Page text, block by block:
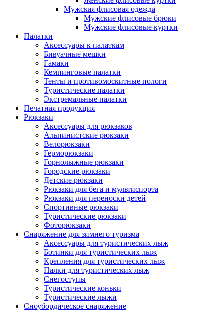
Мужская флисовая одежда
Мужские флисовые брюки
Мужские флисовые куртки
Палатки
Аксессуары к палаткам
Бивуачные мешки
Гамаки
Кемпинговые палатки
Тенты и противомоскитные пологи
Туристические палатки
Экстремальные палатки
Печатная продукция
Рюкзаки
Аксессуары для рюкзаков
Альпинистские рюкзаки
Велорюкзаки
Герморюкзаки
Горнолыжные рюкзаки
Городские рюкзаки
Детские рюкзаки
Рюкзаки для бега и мультиспорта
Рюкзаки для переноски детей
Спортивные рюкзаки
Туристические рюкзаки
Фоторюкзаки
Снаряжение для зимнего туризма
Аксессуары для туристических лыж
Ботинки для туристических лыж
Крепления для туристических лыж
Палки для туристических лыж
Снегоступы
Туристические коньки
Туристические лыжи
Сноубордическое снаряжение